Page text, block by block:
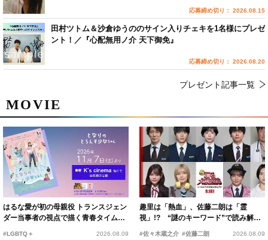
MOVIE
はるな愛が初の母親役 トランスジェン
ダー当事者の視点で描く青春タイムス
#LGBTQ＋ 2026.08.09
趣里は「熱血」、佐藤二朗は「霊
視」!? “謎のキーワード”で読み解く
『踊る大捜査線 N.E.W.』新メンバー
#佐々木蔵之介 #佐藤二朗 2026.08.09
応募締め切り： 2026.08.15
田村ツトム＆沙倉ゆうののサイン入りチェキを1名様にプレゼ
ント！／『心配無用ノ介 天下御免』
応募締め切り： 2026.08.20
プレゼント記事一覧